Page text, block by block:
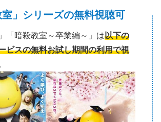
室」シリーズの無料視聴可
「暗殺教室～卒業編～」は以下の
ビスの無料お試し期間の利用で視